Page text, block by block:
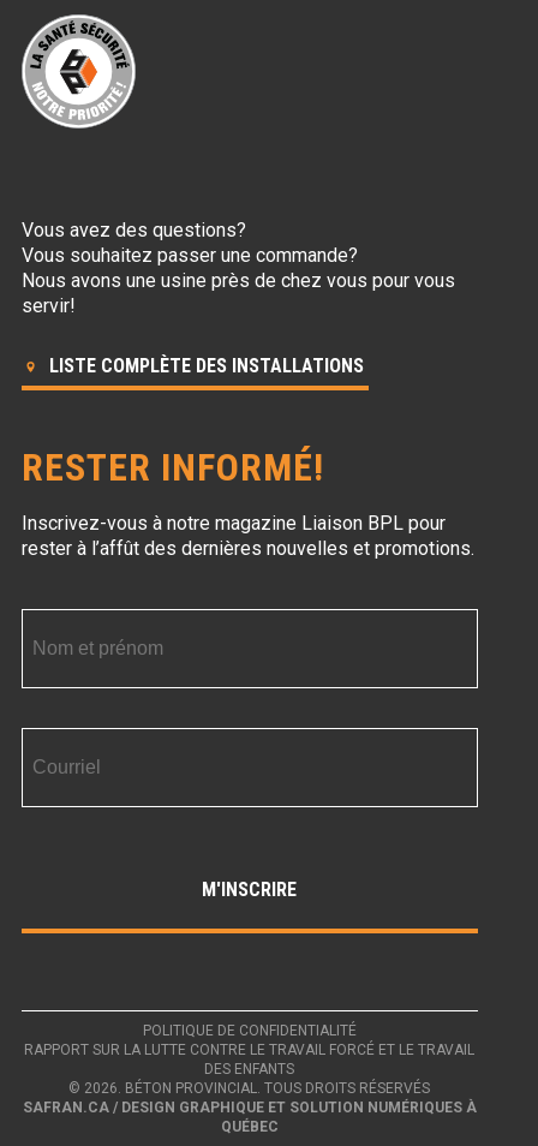
Vous avez des questions?
Vous souhaitez passer une commande?
Nous avons une usine près de chez vous pour vous
servir!
LISTE COMPLÈTE DES INSTALLATIONS
RESTER INFORMÉ!
Inscrivez-vous à notre magazine Liaison BPLpour
rester à l’affût des dernières nouvelles et promotions.
POLITIQUE DE CONFIDENTIALITÉ
RAPPORT SUR LA LUTTE CONTRE LE TRAVAIL FORCÉ ET LE TRAVAIL
DES ENFANTS
© 2026. BÉTON PROVINCIAL. TOUS DROITS RÉSERVÉS
SAFRAN.CA / DESIGN GRAPHIQUE ET SOLUTION NUMÉRIQUES À
QUÉBEC